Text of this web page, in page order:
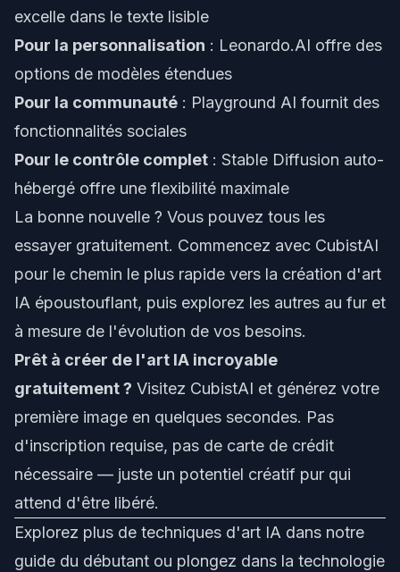
excelle dans le texte lisible
Pour la personnalisation : Leonardo.AI offre des
options de modèles étendues
Pour la communauté : Playground AI fournit des
fonctionnalités sociales
Pour le contrôle complet : Stable Diffusion auto-
hébergé offre une flexibilité maximale
La bonne nouvelle ? Vous pouvez tous les
essayer gratuitement. Commencez avec CubistAI
pour le chemin le plus rapide vers la création d'art
IA époustouflant, puis explorez les autres au fur et
à mesure de l'évolution de vos besoins.
Prêt à créer de l'art IA incroyable
gratuitement ? Visitez CubistAI et générez votre
première image en quelques secondes. Pas
d'inscription requise, pas de carte de crédit
nécessaire — juste un potentiel créatif pur qui
attend d'être libéré.
Explorez plus de techniques d'art IA dans notre
guide du débutant ou plongez dans la technologie